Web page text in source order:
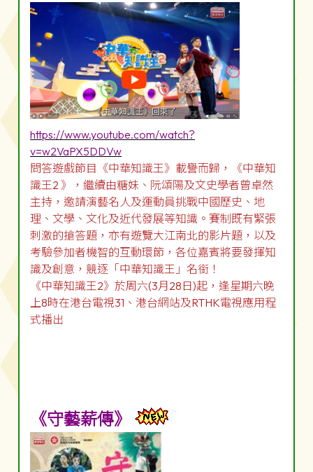
https://www.youtube.com/watch?
v=w2VaPX5DDVw
問答遊戲節目《中華知識王》載譽而歸，《中華知
識王2 》，繼續由糖妹、阮頌陽及文史學者曾卓然
主持，邀請演藝名人及運動員挑戰中國歷史、地
理、文學、文化及近代發展等知識。賽制既有緊張
刺激的搶答題，亦有遊覽大江南北的影片題，以及
考驗參加者機智的互動環節，各位嘉賓將要發揮知
識及創意，競逐「中華知識王」名銜！
《中華知識王2》於周六(3月28日)起，逢星期六晚
上8時在港台電視31、港台網站及RTHK電視應用程
式播出
《守藝薪傳》